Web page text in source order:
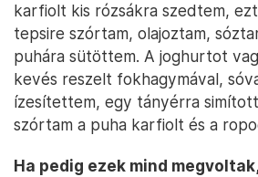
karfiolt kis rózsákra szedtem,
tepsire szórtam, olajoztam,
puhára sütöttem. A joghurtot
kevés reszelt fokhagymával,
ízesítettem, egy tányérra
szórtam a puha karfiolt és a
Ha pedig ezek mind